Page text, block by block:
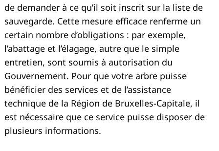
de demander à ce qu’il soit inscrit sur la liste de
sauvegarde. Cette mesure efficace renferme un
certain nombre d’obligations : par exemple,
l’abattage et l’élagage, autre que le simple
entretien, sont soumis à autorisation du
Gouvernement. Pour que votre arbre puisse
bénéficier des services et de l’assistance
technique de la Région de Bruxelles-Capitale, il
est nécessaire que ce service puisse disposer de
plusieurs informations.